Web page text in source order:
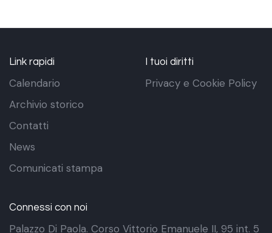
Link rapidi
Calendario
Archivio storico
Contatti
News
Comunicati stampa
I tuoi diritti
Privacy e Cookie Policy
Connessi con noi
Palazzo Di Paola. Corso Vittorio Emanuele II, 95 int. 5